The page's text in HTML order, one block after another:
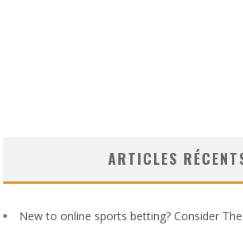
ARTICLES
New to online sports betting? Consider